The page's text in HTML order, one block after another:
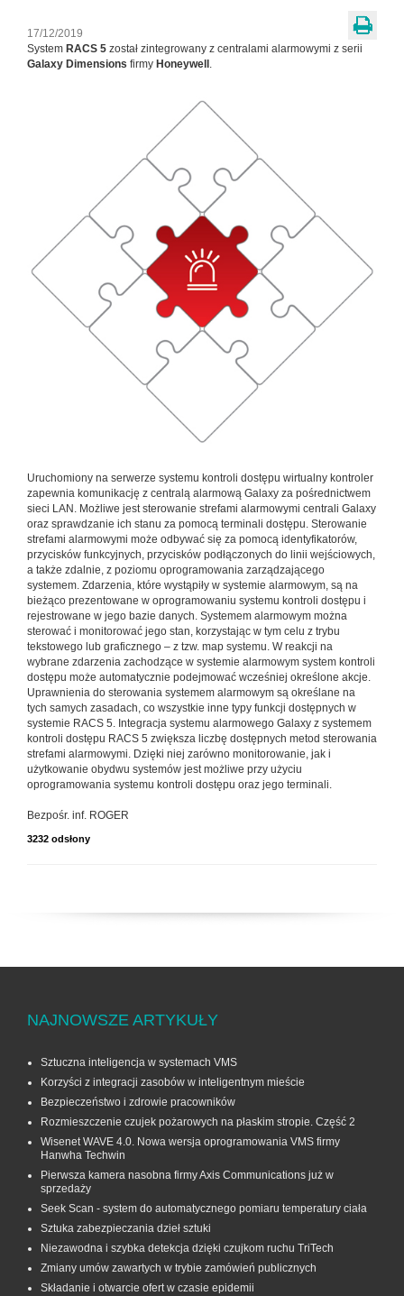
17/12/2019
System RACS 5 został zintegrowany z centralami alarmowymi z serii
Galaxy Dimensions firmy Honeywell .
Uruchomiony na serwerze systemu kontroli dostępu wirtualny kontroler
zapewnia komunikację z centralą alarmową Galaxy za pośrednictwem
sieci LAN. Możliwe jest sterowanie strefami alarmowymi centrali Galaxy
oraz sprawdzanie ich stanu za pomocą terminali dostępu. Sterowanie
strefami alarmowymi może odbywać się za pomocą identyfikatorów,
przycisków funkcyjnych, przycisków podłączonych do linii wejściowych,
a także zdalnie, z poziomu oprogramowania zarządzającego
systemem. Zdarzenia, które wystąpiły w systemie alarmowym, są na
bieżąco prezentowane w oprogramowaniu systemu kontroli dostępu i
rejestrowane w jego bazie danych. Systemem alarmowym można
sterować i monitorować jego stan, korzystając w tym celu z trybu
tekstowego lub graficznego – z tzw. map systemu. W reakcji na
wybrane zdarzenia zachodzące w systemie alarmowym system kontroli
dostępu może automatycznie podejmować wcześniej określone akcje.
Uprawnienia do sterowania systemem alarmowym są określane na
tych samych zasadach, co wszystkie inne typy funkcji dostępnych w
systemie RACS 5. Integracja systemu alarmowego Galaxy z systemem
kontroli dostępu RACS 5 zwiększa liczbę dostępnych metod sterowania
strefami alarmowymi. Dzięki niej zarówno monitorowanie, jak i
użytkowanie obydwu systemów jest możliwe przy użyciu
oprogramowania systemu kontroli dostępu oraz jego terminali.
Bezpośr. inf. ROGER
3232 odsłony
NAJNOWSZE ARTYKUŁY
Sztuczna inteligencja w systemach VMS
Korzyści z integracji zasobów w inteligentnym mieście
Bezpieczeństwo i zdrowie pracowników
Rozmieszczenie czujek pożarowych na płaskim stropie. Część 2
Wisenet WAVE 4.0. Nowa wersja oprogramowania VMS firmy
Hanwha Techwin
Pierwsza kamera nasobna firmy Axis Communications już w
sprzedaży
Seek Scan - system do automatycznego pomiaru temperatury ciała
Sztuka zabezpieczania dzieł sztuki
Niezawodna i szybka detekcja dzięki czujkom ruchu TriTech
Zmiany umów zawartych w trybie zamówień publicznych
Składanie i otwarcie ofert w czasie epidemii